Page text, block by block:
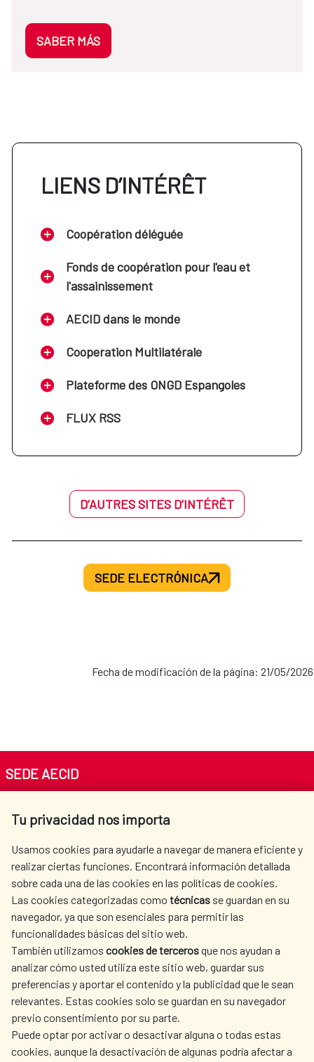
SABER MÁS
LIENS D’INTÉRÊT
Coopération déléguée
Fonds de coopération pour l'eau et
l'assainissement
AECID dans le monde
Cooperation Multilatérale
Plateforme des ONGD Espangoles
FLUX RSS
D’AUTRES SITES D’INTÉRÊT
SEDE ELECTRÓNICA
Fecha de modificación de la página: 21/05/2026
Tu privacidad nos importa
Usamos cookies para ayudarle a navegar de manera eficiente y
realizar ciertas funciones. Encontrará información detallada
sobre cada una de las cookies en las políticas de cookies.
Las cookies categorizadas como técnicas se guardan en su
navegador, ya que son esenciales para permitir las
funcionalidades básicas del sitio web.
También utilizamos cookies de tercerosque nos ayudan a
analizar cómo usted utiliza este sitio web, guardar sus
preferencias y aportar el contenido y la publicidad que le sean
relevantes. Estas cookies solo se guardan en su navegador
previo consentimiento por su parte.
Puede optar por activar o desactivar alguna o todas estas
cookies, aunque la desactivación de algunas podría afectar a
SEDE AECID
Tel. +34 900 20 30 54​​​​​​​
AECID
OÙ NOUS COOPÉRONS
L'ACTION HUMANITAIRE
ESPAGNOLE
SALLE DE PRESSE
CULTURE ET SCIENCE BIBLIOTHÈQUE
NOS RÉSEAUX SOCIAUX